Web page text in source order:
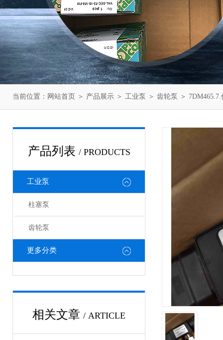
当前位置： 网站首页 ＞ 产品展示 ＞ 工业泵 ＞ 齿轮泵 ＞
产品列表 / PRODUCTS
工业泵
柱塞泵
齿轮泵
更多分类
相关文章 / ARTICLE